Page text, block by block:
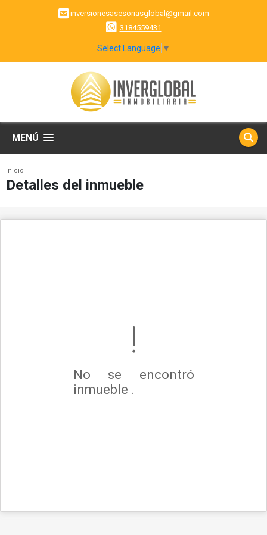
inversionesasesoriasglobal@gmail.com
3184559431
Select Language ▼
MENÚ
Inicio
Detalles del inmueble
No se encontró
inmueble .